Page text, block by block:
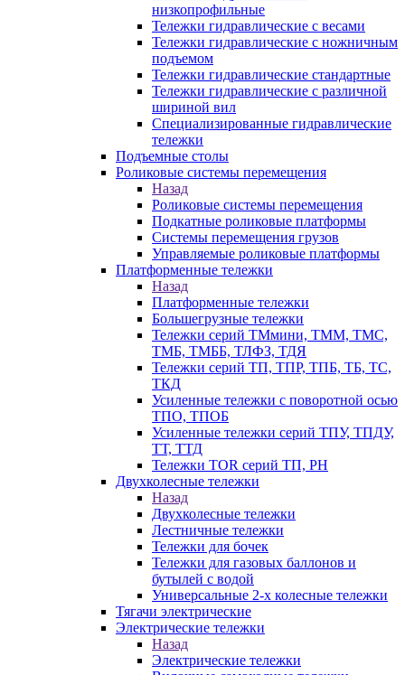
низкопрофильные
Тележки гидравлические с весами
Тележки гидравлические с ножничным
подъемом
Тележки гидравлические стандартные
Тележки гидравлические с различной
шириной вил
Специализированные гидравлические
тележки
Подъемные столы
Роликовые системы перемещения
Назад
Роликовые системы перемещения
Подкатные роликовые платформы
Системы перемещения грузов
Управляемые роликовые платформы
Платформенные тележки
Назад
Платформенные тележки
Большегрузные тележки
Тележки серий ТМмини, ТММ, ТМС,
ТМБ, ТМББ, ТЛФЗ, ТДЯ
Тележки серий ТП, ТПР, ТПБ, ТБ, ТС,
ТКД
Усиленные тележки с поворотной осью
ТПО, ТПОБ
Усиленные тележки серий ТПУ, ТПДУ,
ТТ, ТТД
Тележки TOR серий ТП, PH
Двухколесные тележки
Назад
Двухколесные тележки
Лестничные тележки
Тележки для бочек
Тележки для газовых баллонов и
бутылей с водой
Универсальные 2-х колесные тележки
Тягачи электрические
Электрические тележки
Назад
Электрические тележки